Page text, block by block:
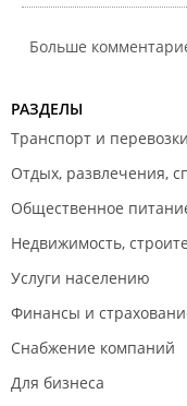
Больше
РАЗДЕЛЫ
Транспорт и перевозки
Отдых, развлечения,
Общественное
Недвижимость,
Услуги населению
Финансы и
Снабжение компаний
Для бизнеса